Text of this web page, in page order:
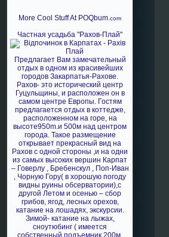
More Cool Stuff At POQbum .com
Частная усадьба "Рахов-Плай"
Предлагает Вам замечательный
отдых в одном из красивейших
городов Закарпатья-Рахове.
Рахов- это исторический центр
Гуцульщины, и расположен он в
самом центре Европы. Гостям
предлагается отдых в коттедже,
расположенном на горе, на
высоте950m.и 500м над центром
города. Такое размещение
открывает прекрасный вид на
Рахов с одной стороны ,и на одни
из самых высоких вершин Карпат
– Говерлу , Бребенскул , Поп-Иван
, Чорную Гору( в хорошую погоду
видны руины обсерватории),с
другой Летом и осенью – сбор
грибов, ягод, лесных орехов,
катание на лошадях, экскурсии.
Зимой- катание на лыжах,
сноутюбинг ( имеется
собственный подъемник 200м.